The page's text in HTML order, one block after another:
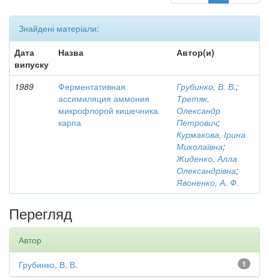
Знайдені матеріали:
Дата
випуску
Назва Автор(и)
1989
Ферментативная
ассимиляция аммония
микрофлорой кишечника
карпа
Грубинко, В. В.;
Третяк,
Олександр
Петрович;
Курмакова, Ірина
Миколаївна;
Жиденко, Алла
Олександрівна;
Явоненко, А. Ф.
Перегляд
Автор
1
Грубинко, В. В.